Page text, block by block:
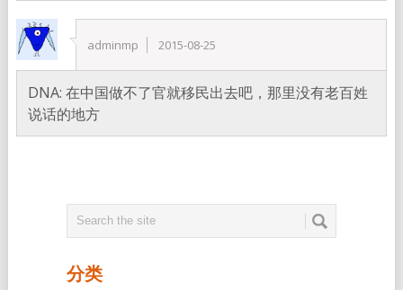
adminmp 2015-08-25
DNA: 在中国做不了官就移民出去吧，那里没有老百姓
说话的地方
分类